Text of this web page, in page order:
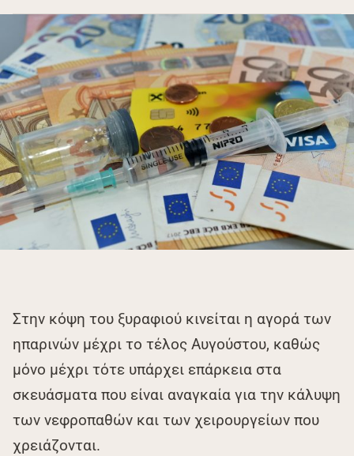
Στην κόψη του ξυραφιού κινείται η αγορά των
ηπαρινών μέχρι το τέλος Αυγούστου, καθώς
μόνο μέχρι τότε υπάρχει επάρκεια στα
σκευάσματα που είναι αναγκαία για την κάλυψη
των νεφροπαθών και των χειρουργείων που
χρειάζονται.